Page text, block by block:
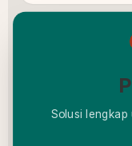
Solusi